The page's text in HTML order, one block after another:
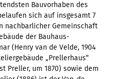
Bauvorhaben des
sich auf insgesamt 7
nachbarlicher Gemeinschaft
der Bauhaus-
(Henry van de Velde, 1904
„Prellerhaus“
Preller, um 1870) sowie dem